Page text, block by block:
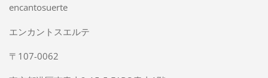
encantosuerte
エンカントスエルテ
〒107-0062